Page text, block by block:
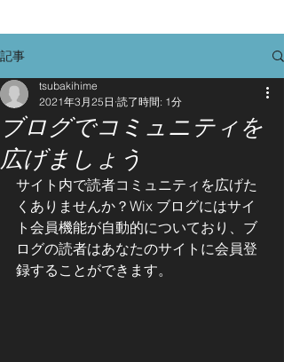
記事
ブログでコミュニティを
広げましょう
tsubakihime
2021年3月25日 読了時間: 1分
サイト内で読者コミュニティを広げた
くありませんか？Wix ブログにはサイ
ト会員機能が自動的についており、ブ
ログの読者はあなたのサイトに会員登
録することができます。